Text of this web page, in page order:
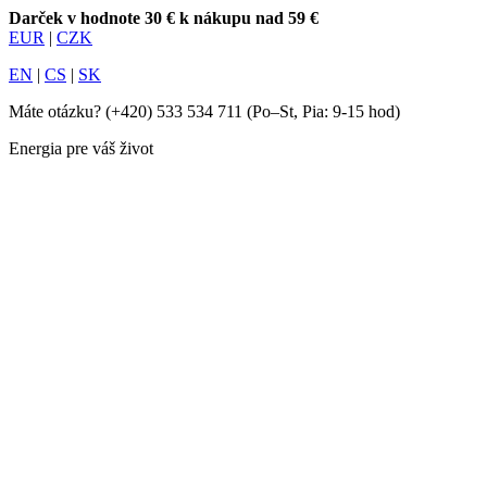
Darček v hodnote 30 € k nákupu nad 59 €
EUR | CZK
EN | CS | SK
Máte otázku? (+420) 533 534 711 (Po–St, Pia: 9-15 hod)
Energia pre váš život